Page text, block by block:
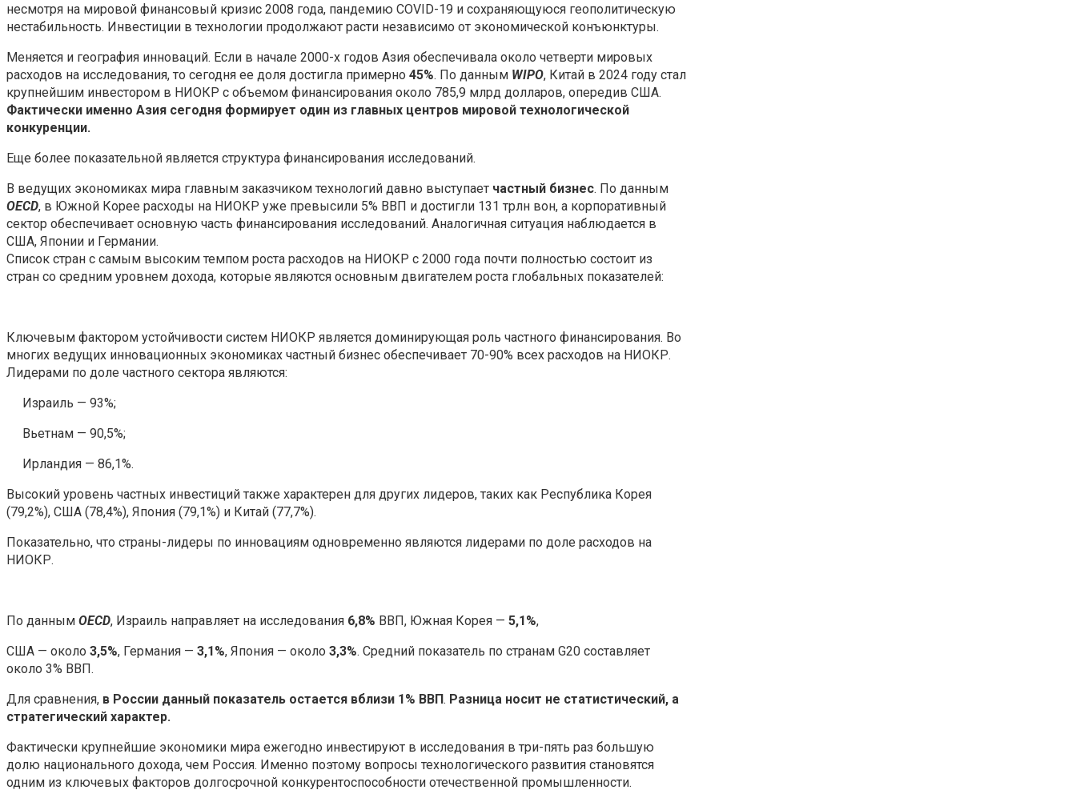
несмотря на мировой финансовый кризис 2008 года, пандемию COVID-19 и сохраняющуюся геополитическую
нестабильность. Инвестиции в технологии продолжают расти независимо от экономической конъюнктуры.
Меняется и география инноваций. Если в начале 2000-х годов Азия обеспечивала около четверти мировых
расходов на исследования, то сегодня ее доля достигла примерно 45%. По данным WIPO, Китай в 2024 году стал
крупнейшим инвестором в НИОКР с объемом финансирования около 785,9 млрд долларов, опередив США.
Фактически именно Азия сегодня формирует один из главных центров мировой технологической
конкуренции.
Еще более показательной является структура финансирования исследований.
В ведущих экономиках мира главным заказчиком технологий давно выступает частный бизнес. По данным
OECD, в Южной Корее расходы на НИОКР уже превысили 5% ВВП и достигли 131 трлн вон, а корпоративный
сектор обеспечивает основную часть финансирования исследований. Аналогичная ситуация наблюдается в
США, Японии и Германии.
Список стран с самым высоким темпом роста расходов на НИОКР с 2000 года почти полностью состоит из
стран со средним уровнем дохода, которые являются основным двигателем роста глобальных показателей:
Ключевым фактором устойчивости систем НИОКР является доминирующая роль частного финансирования. Во
многих ведущих инновационных экономиках частный бизнес обеспечивает 70-90% всех расходов на НИОКР.
Лидерами по доле частного сектора являются:
Израиль — 93%;
Вьетнам — 90,5%;
Ирландия — 86,1%.
Высокий уровень частных инвестиций также характерен для других лидеров, таких как Республика Корея
(79,2%), США (78,4%), Япония (79,1%) и Китай (77,7%).
Показательно, что страны-лидеры по инновациям одновременно являются лидерами по доле расходов на
НИОКР.
По данным OECD, Израиль направляет на исследования 6,8% ВВП, Южная Корея — 5,1%,
США — около 3,5%, Германия — 3,1%, Япония — около 3,3%. Средний показатель по странам G20 составляет
около 3% ВВП.
Для сравнения, в России данный показатель остается вблизи 1% ВВП. Разница носит не статистический, а
стратегический характер.
Фактически крупнейшие экономики мира ежегодно инвестируют в исследования в три-пять раз большую
долю национального дохода, чем Россия. Именно поэтому вопросы технологического развития становятся
одним из ключевых факторов долгосрочной конкурентоспособности отечественной промышленности.